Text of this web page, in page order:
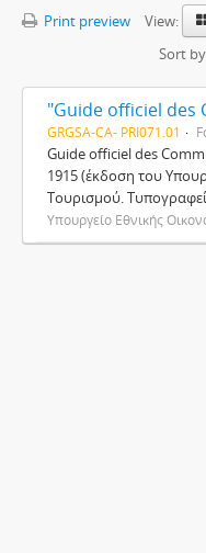
Print preview
View:
Sort
GRGSA-CA- PRI071.01
Guide officiel des
1915 (έκδοση του
Τουρισμού.
Υπουργείο Εθνικής